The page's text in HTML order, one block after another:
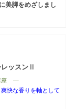
美脚をめざしまし
レッスンⅡ
座 ―
快な香りを軸として